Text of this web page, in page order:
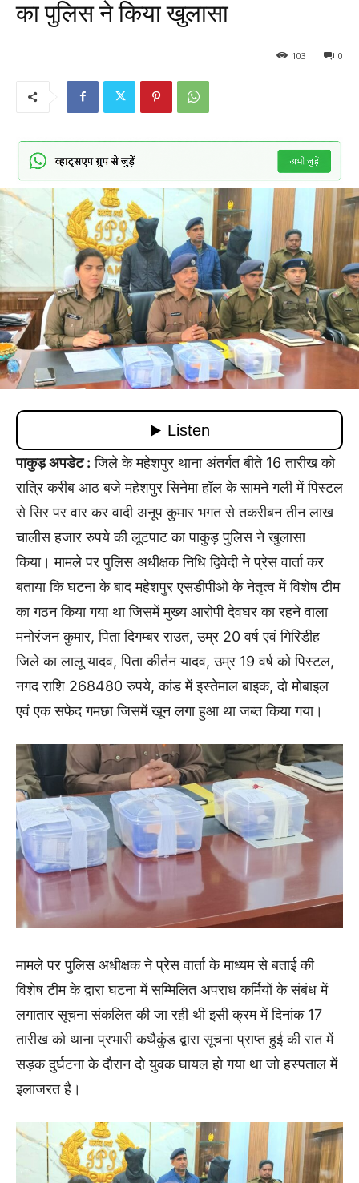
का पुलिस ने किया खुलासा
0
103
पाकुड़ अपडेट : जिले के महेशपुर थाना अंतर्गत बीते 16 तारीख को
रात्रि करीब आठ बजे महेशपुर सिनेमा हॉल के सामने गली में पिस्टल
से सिर पर वार कर वादी अनूप कुमार भगत से तकरीबन तीन लाख
चालीस हजार रुपये की लूटपाट का पाकुड़ पुलिस ने खुलासा
किया। मामले पर पुलिस अधीक्षक निधि द्विवेदी ने प्रेस वार्ता कर
बताया कि घटना के बाद महेशपुर एसडीपीओ के नेतृत्व में विशेष टीम
का गठन किया गया था जिसमें मुख्य आरोपी देवघर का रहने वाला
मनोरंजन कुमार, पिता दिगम्बर राउत, उम्र 20 वर्ष एवं गिरिडीह
जिले का लालू यादव, पिता कीर्तन यादव, उम्र 19 वर्ष को पिस्टल,
नगद राशि 268480 रुपये, कांड में इस्तेमाल बाइक, दो मोबाइल
एवं एक सफेद गमछा जिसमें खून लगा हुआ था जब्त किया गया।
मामले पर पुलिस अधीक्षक ने प्रेस वार्ता के माध्यम से बताई की
विशेष टीम के द्वारा घटना में सम्मिलित अपराध कर्मियों के संबंध में
लगातार सूचना संकलित की जा रही थी इसी क्रम में दिनांक 17
तारीख को थाना प्रभारी कथैकुंड द्वारा सूचना प्राप्त हुई की रात में
सड़क दुर्घटना के दौरान दो युवक घायल हो गया था जो हस्पताल में
इलाजरत है।